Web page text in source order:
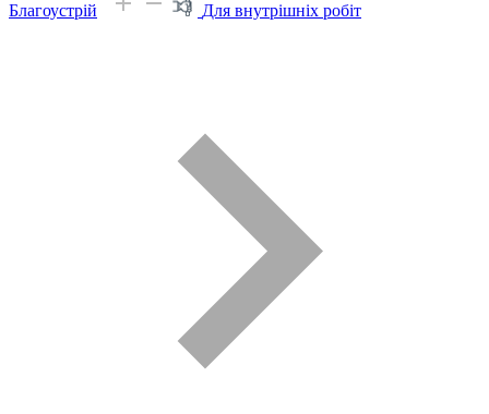
Благоустрій
Для внутрішніх робіт